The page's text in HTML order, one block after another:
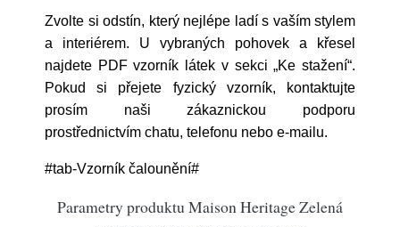
Zvolte si odstín, který nejlépe ladí s vaším stylem
a interiérem. U vybraných pohovek a křesel
najdete PDF vzorník látek v sekci „Ke stažení“.
Pokud si přejete fyzický vzorník, kontaktujte
prosím naši zákaznickou podporu
prostřednictvím chatu, telefonu nebo e-mailu.
#tab-Vzorník čalounění#
Parametry produktu Maison Heritage Zelená